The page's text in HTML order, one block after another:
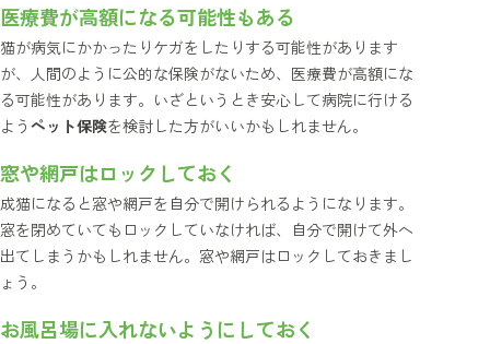
医療費が高額になる可能性もある
猫が病気にかかったりケガをしたりする可能性があります
が、人間のように公的な保険がないため、医療費が高額にな
る可能性があります。いざというとき安心して病院に行ける
よう ペット保険を検討した方がいいかもしれません。
窓や網戸はロックしておく
成猫になると窓や網戸を自分で開けられるようになります。
窓を閉めていてもロックしていなければ、自分で開けて外へ
出てしまうかもしれません。窓や網戸はロックしておきまし
ょう。
お風呂場に入れないようにしておく